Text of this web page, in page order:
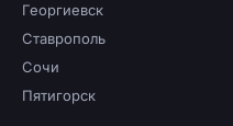
Георгиевск
Ставрополь
Сочи
Пятигорск